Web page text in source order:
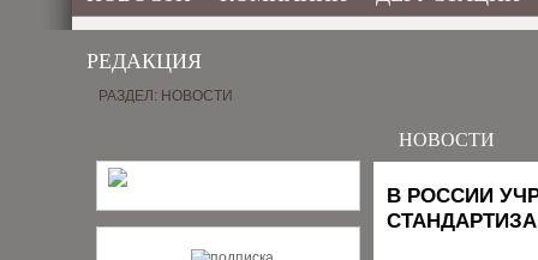
РЕДАКЦИЯ
РАЗДЕЛ: НОВОСТИ
НОВОСТИ
В РОССИИ